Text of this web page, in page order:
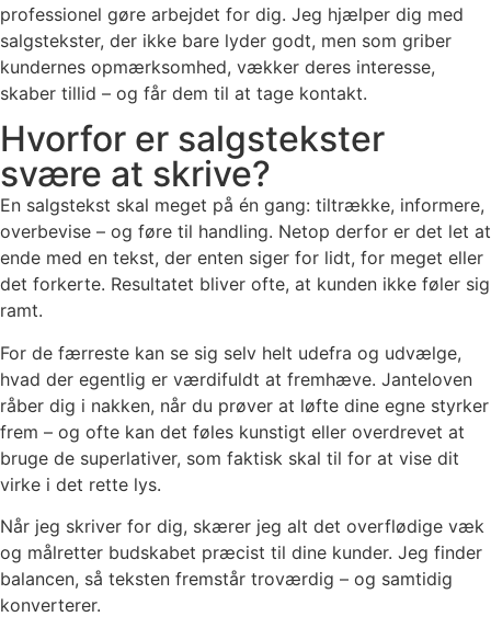
professionel gøre arbejdet for dig. Jeg hjælper dig med
salgstekster, der ikke bare lyder godt, men som griber
kundernes opmærksomhed, vækker deres interesse,
skaber tillid – og får dem til at tage kontakt.
Hvorfor er salgstekster
svære at skrive?
En salgstekst skal meget på én gang: tiltrække, informere,
overbevise – og føre til handling. Netop derfor er det let at
ende med en tekst, der enten siger for lidt, for meget eller
det forkerte. Resultatet bliver ofte, at kunden ikke føler sig
ramt.
For de færreste kan se sig selv helt udefra og udvælge,
hvad der egentlig er værdifuldt at fremhæve. Janteloven
råber dig i nakken, når du prøver at løfte dine egne styrker
frem – og ofte kan det føles kunstigt eller overdrevet at
bruge de superlativer, som faktisk skal til for at vise dit
virke i det rette lys.
Når jeg skriver for dig, skærer jeg alt det overflødige væk
og målretter budskabet præcist til dine kunder. Jeg finder
balancen, så teksten fremstår troværdig – og samtidig
konverterer.